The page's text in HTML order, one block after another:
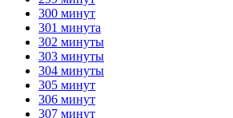
300 минут
301 минута
302 минуты
303 минуты
304 минуты
305 минут
306 минут
307 минут